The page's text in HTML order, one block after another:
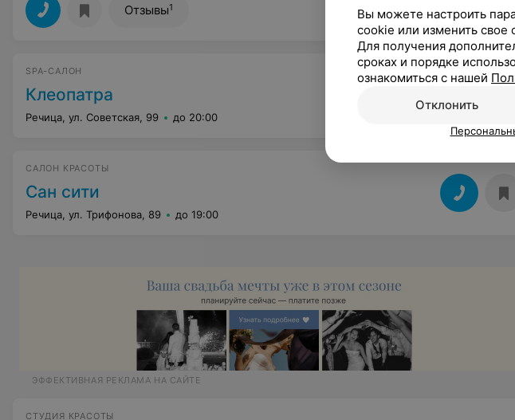
Отзывы1
SPA-САЛОН
Клеопатра
Речица, ул. Советская, 99 до 20:00
САЛОН КРАСОТЫ
Сан сити
Речица, ул. Трифонова, 89 до 19:00
ЭФФЕКТИВНАЯ РЕКЛАМА НА САЙТЕ
СТУДИЯ КРАСОТЫ
Вы можете настроить
cookie или изменить свое
Для получения
сроках и порядке
ознакомиться с нашей
Отклонить